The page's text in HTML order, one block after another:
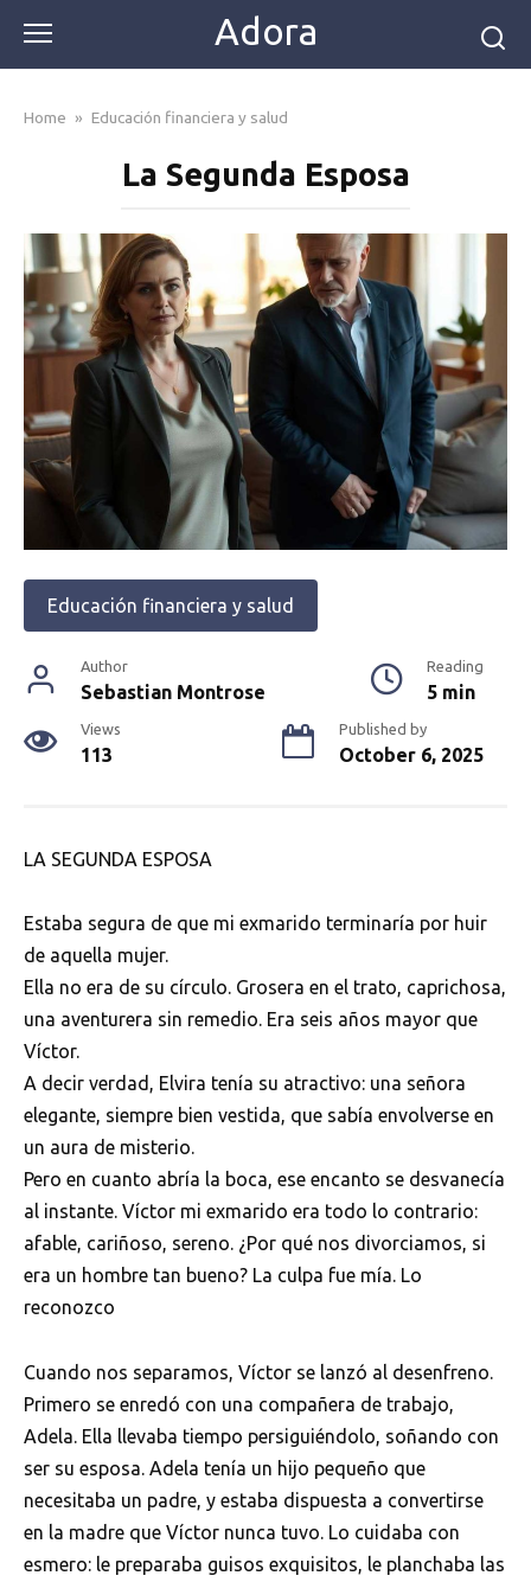
content
Adora
Home » Educación financiera y salud
La Segunda Esposa
Educación financiera y salud
Author
Sebastian Montrose
Reading
5 min
Views
113
Published by
October 6, 2025
LA SEGUNDA ESPOSA
Estaba segura de que mi exmarido terminaría por huir
de aquella mujer.
Ella no era de su círculo. Grosera en el trato, caprichosa,
una aventurera sin remedio. Era seis años mayor que
Víctor.
A decir verdad, Elvira tenía su atractivo: una señora
elegante, siempre bien vestida, que sabía envolverse en
un aura de misterio.
Pero en cuanto abría la boca, ese encanto se desvanecía
al instante. Víctor mi exmarido era todo lo contrario:
afable, cariñoso, sereno. ¿Por qué nos divorciamos, si
era un hombre tan bueno? La culpa fue mía. Lo
reconozco
Cuando nos separamos, Víctor se lanzó al desenfreno.
Primero se enredó con una compañera de trabajo,
Adela. Ella llevaba tiempo persiguiéndolo, soñando con
ser su esposa. Adela tenía un hijo pequeño que
necesitaba un padre, y estaba dispuesta a convertirse
en la madre que Víctor nunca tuvo. Lo cuidaba con
esmero: le preparaba guisos exquisitos, le planchaba las